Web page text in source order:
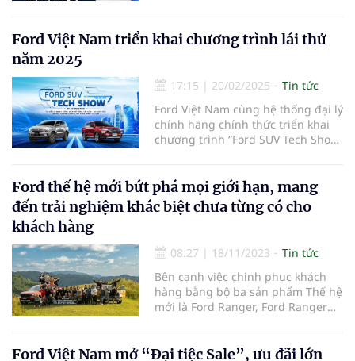
chuyến du lịch nước ngoài hấp
dẫn với tổng giá trị hàng tỷ đồng.
Ford Việt Nam triển khai chương trình lái thử
năm 2025
17:15 | 20/02/2025
Tin tức
Ford Việt Nam cùng hệ thống đại lý
chính hãng chính thức triển khai
chương trình “Ford SUV Tech Show
tín đồ SUV.
Ford thế hệ mới bứt phá mọi giới hạn, mang
đến trải nghiệm khác biệt chưa từng có cho
khách hàng
08:27 | 18/11/2023
Tin tức
Bên cạnh việc chinh phục khách
hàng bằng bộ ba sản phẩm Thế hệ
mới là Ford Ranger, Ford Ranger
động chăm sóc khách hàng qua
Ford Việt Nam mở “Đại tiệc Sale”, ưu đãi lớn